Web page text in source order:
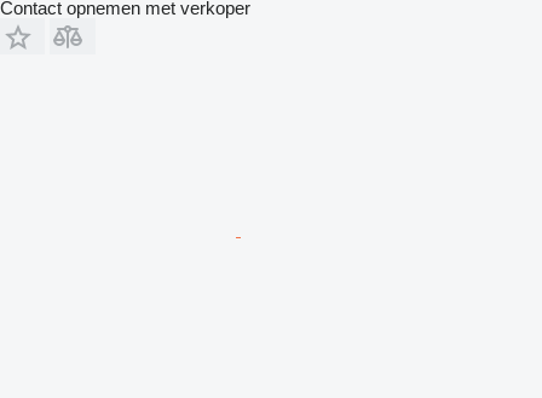
Contact opnemen met verkoper